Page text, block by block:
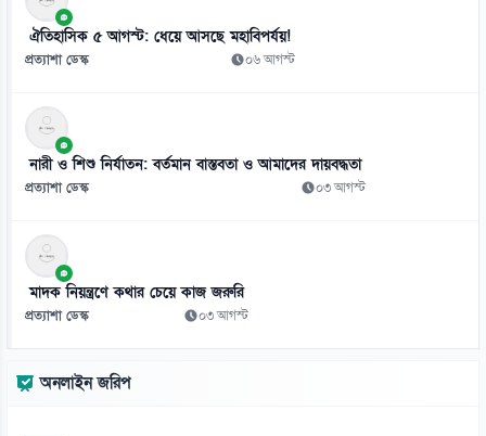
০৬ আগস্ট
০৬ আগস্ট
১১
পাসওয়ার্ড নয় এখন ভরসা পাসকী, কীভাবে নিরাপত্তা দেবে?
১২
ভিনিসিয়ুসকে ‘হুমকি’ দিয়ে সুর নরম রিয়ালের, আর্সেনালের নতুন প্রস্তাব
০৬ আগস্ট
১৩
ঐতিহাসিক ৫ আগস্ট: ধেয়ে আসছে মহাবিপর্যয়!
প্রত্যাশা ডেস্ক ০৬ আগস্ট
নারী ও শিশু নির্যাতন: বর্তমান বাস্তবতা ও আমাদের দায়বদ্ধতা
প্রত্যাশা ডেস্ক ০৩ আগস্ট
মাদক নিয়ন্ত্রণে কথার চেয়ে কাজ জরুরি
প্রত্যাশা ডেস্ক ০৩ আগস্ট
অনলাইন জরিপ